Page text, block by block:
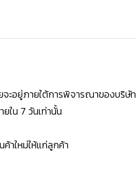
จะอยู่ภายใต้การพิจารณาของบริษัท
ใน 7 วันเท่านั้น
าใหม่ให้แก่ลูกค้า